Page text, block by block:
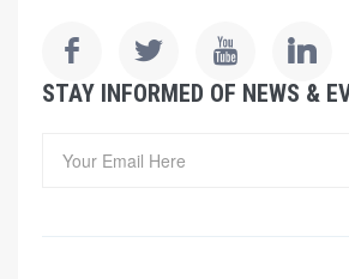
STAY INFORMED OF NEWS &